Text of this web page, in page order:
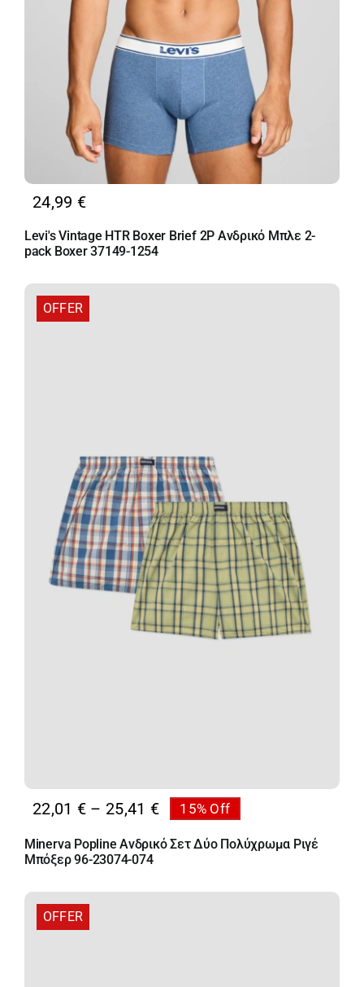
24,99 €
Levi's Vintage HTR Boxer Brief 2P Ανδρικό Μπλε 2-
pack Boxer 37149-1254
OFFER
22,01 € – 25,41 €Price
22,01 €
15% Off
Minerva Popline Ανδρικό Σετ Δύο Πολύχρωμα Ριγέ
Μπόξερ 96-23074-074
OFFER